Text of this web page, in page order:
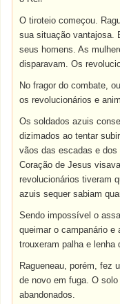
O tiroteio começou.
sua situação vantajosa.
seus homens. As
disparavam. Os
No fragor do combate,
os revolucionários e
Os soldados azuis
dizimados ao tentar
vãos das escadas e dos
Coração de Jesus
revolucionários tiveram
azuis sequer sabiam
Sendo impossível o
queimar o campanário
trouxeram palha e lenha
Ragueneau, porém, fez
de novo em fuga. O
abandonados.